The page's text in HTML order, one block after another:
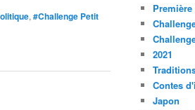
, #Challenge Petit
2021
Contes
Japon